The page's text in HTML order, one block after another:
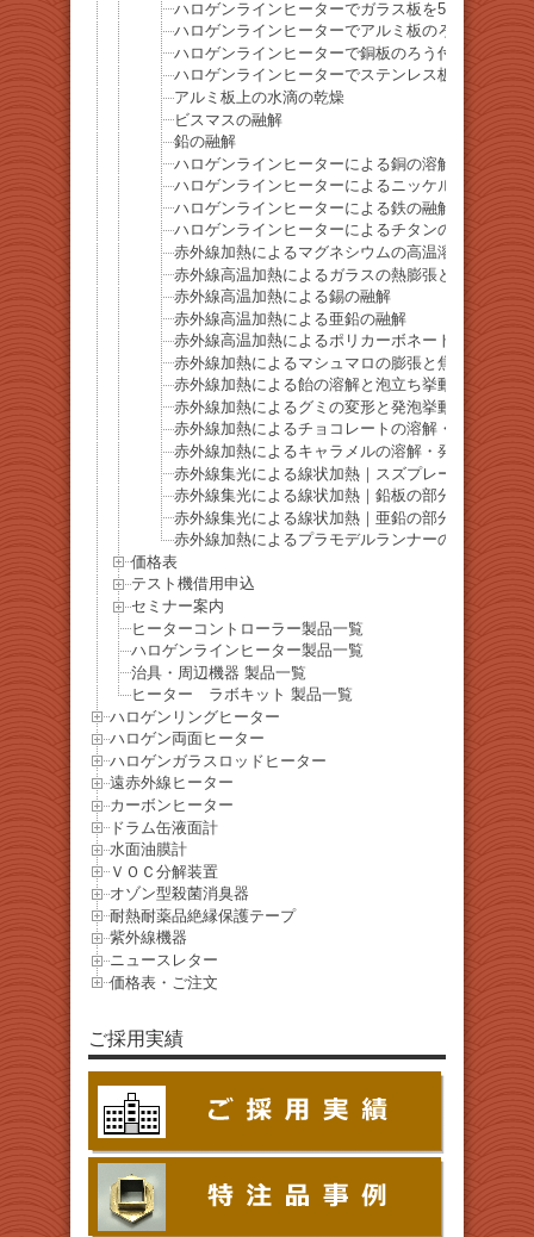
ハロゲンラインヒーターでガラス板を500℃まで加
ハロゲンラインヒーターでアルミ板のろう付け
ハロゲンラインヒーターで銅板のろう付け
ハロゲンラインヒーターでステンレス板のろう付け
アルミ板上の水滴の乾燥
ビスマスの融解
鉛の融解
ハロゲンラインヒーターによる銅の溶解：1085℃
ハロゲンラインヒーターによるニッケルの融解：
ハロゲンラインヒーターによる鉄の融解：1536℃
ハロゲンラインヒーターによるチタンの融解：
赤外線加熱によるマグネシウムの高温溶解プロセス
赤外線高温加熱によるガラスの熱膨張と破損
赤外線高温加熱による錫の融解
赤外線高温加熱による亜鉛の融解
赤外線高温加熱によるポリカーボネートシートの加
赤外線加熱によるマシュマロの膨張と焦げ
赤外線加熱による飴の溶解と泡立ち挙動
赤外線加熱によるグミの変形と発泡挙動
赤外線加熱によるチョコレートの溶解・発泡・焦げ
赤外線加熱によるキャラメルの溶解・発泡・焦げの
赤外線集光による線状加熱｜スズプレートの部分溶
赤外線集光による線状加熱｜鉛板の部分溶融
赤外線集光による線状加熱｜亜鉛の部分溶融
赤外線加熱によるプラモデルランナーの軟化と変形
価格表
テスト機借用申込
セミナー案内
ヒーターコントローラー製品一覧
ハロゲンラインヒーター製品一覧
治具・周辺機器 製品一覧
ヒーター ラボキット 製品一覧
ハロゲンリングヒーター
ハロゲン両面ヒーター
ハロゲンガラスロッドヒーター
遠赤外線ヒーター
カーボンヒーター
ドラム缶液面計
水面油膜計
ＶＯＣ分解装置
オゾン型殺菌消臭器
耐熱耐薬品絶縁保護テープ
紫外線機器
ニュースレター
価格表・ご注文
ご採用実績